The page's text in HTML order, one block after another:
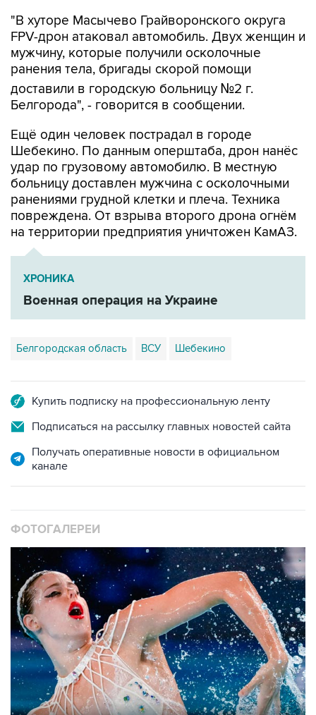
"В хуторе Масычево Грайворонского округа
FPV-дрон атаковал автомобиль. Двух женщин и
мужчину, которые получили осколочные
ранения тела, бригады скорой помощи
доставили в городскую больницу №2 г.
Белгорода", - говорится в сообщении.
Ещё один человек пострадал в городе
Шебекино. По данным оперштаба, дрон нанёс
удар по грузовому автомобилю. В местную
больницу доставлен мужчина с осколочными
ранениями грудной клетки и плеча. Техника
повреждена. От взрыва второго дрона огнём
на территории предприятия уничтожен КамАЗ.
ХРОНИКА
Военная операция на Украине
Белгородская область ВСУ Шебекино
Купить подписку на профессиональную ленту
Подписаться на рассылку главных новостей сайта
Получать оперативные новости в официальном
канале
ФОТОГАЛЕРЕИ